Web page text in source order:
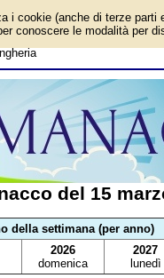
del giorno
sportivi, anniversari
Salerno; Paul Pogba; Nino
del 15
della settimana (per anno)
2026
domenica
2027
lunedì
i cookie (anche di terze parti
conoscere le modalità per